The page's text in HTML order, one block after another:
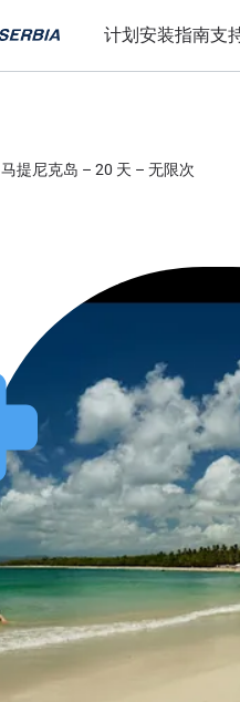
计划安装指南支
马提尼克岛 – 20 天 – 无限次